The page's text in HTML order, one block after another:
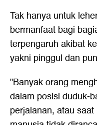
Tak hanya untuk
bermanfaat bagi
terpengaruh akibat
yakni pinggul dan
"Banyak orang
dalam posisi duduk-
perjalanan, atau